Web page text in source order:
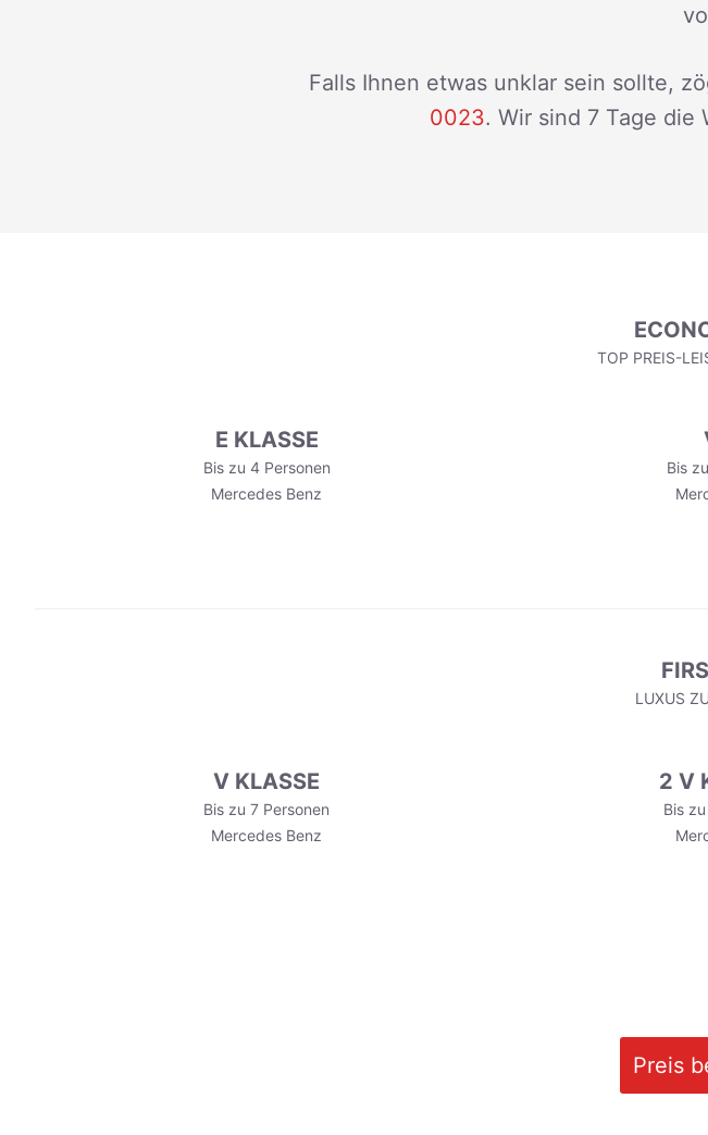
Falls Ihnen etwas unklar sein sollte,
0023. Wir sind 7 Tage die
TOP PREIS-
E KLASSE
Bis zu 4 Personen
Mercedes Benz
Bis
LUXUS
V KLASSE
Bis zu 7 Personen
Mercedes Benz
2 V
Bis
Preis